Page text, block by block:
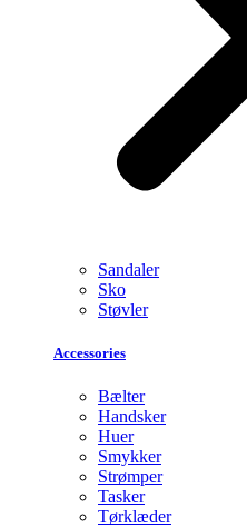
Sandaler
Sko
Støvler
Accessories
Bælter
Handsker
Huer
Smykker
Strømper
Tasker
Tørklæder